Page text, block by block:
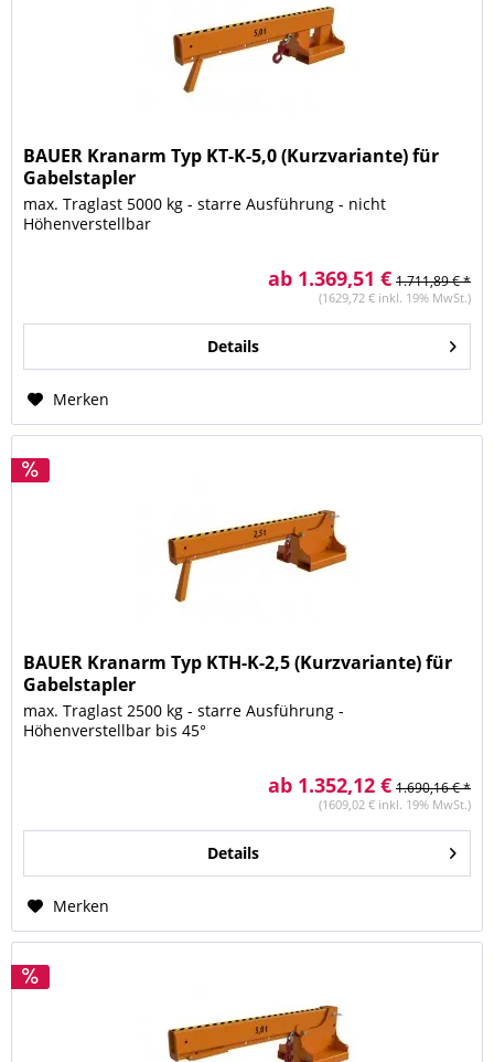
BAUER Kranarm Typ KT-K-5,0 (Kurzvariante) für
Gabelstapler
max. Traglast 5000 kg - starre Ausführung - nicht
Höhenverstellbar
ab 1.369,51 € 1.711,89 € *
(1629,72 € inkl. 19% MwSt.)
Details
Merken
BAUER Kranarm Typ KTH-K-2,5 (Kurzvariante) für
Gabelstapler
max. Traglast 2500 kg - starre Ausführung -
Höhenverstellbar bis 45°
ab 1.352,12 € 1.690,16 € *
(1609,02 € inkl. 19% MwSt.)
Details
Merken